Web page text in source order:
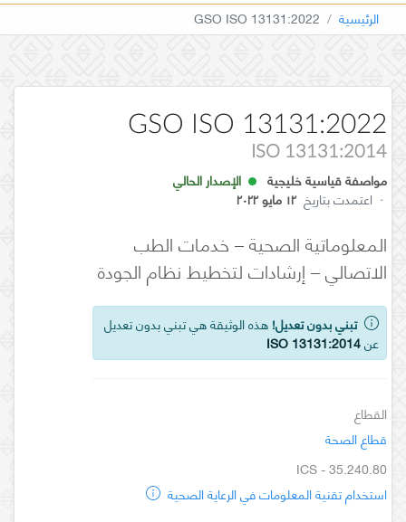
الرئيسية GSO ISO 13131:2022
GSO ISO 13131:2022
ISO 13131:2014
مواصفة قياسية خليجية
الإصدار الحالي
· اعتمدت بتاريخ ١٢ مايو ٢٠٢٢
المعلوماتية الصحية – خدمات الطب
الاتصالي – إرشادات لتخطيط نظام الجودة
تبني بدون تعديل! هذه الوثيقة هي تبني بدون تعديل
عنISO 13131:2014
القطاع
قطاع الصحة
ICS - 35.240.80
استخدام تقنية المعلومات في الرعاية الصحية